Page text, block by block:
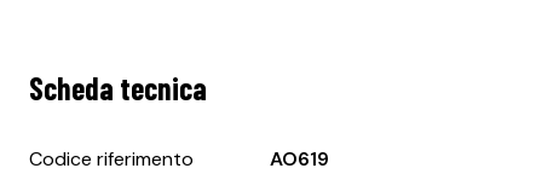
Scheda tecnica
Codice riferimento AO619